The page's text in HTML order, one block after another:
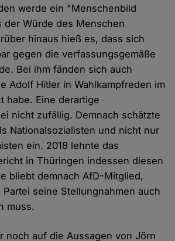
werde ein "Menschenbild
der Würde des Menschen
hinaus hieß es, dass sich
gegen die verfassungsgemäße
Bei ihm fänden sich auch
Adolf Hitler in Wahlkampfreden im
habe. Eine derartige
nicht zufällig. Demnach schätzte
Nationalsozialisten und nicht nur
ein. 2018 lehnte das
in Thüringen indessen diesen
bliebt demnach AfD-Mitglied,
seine Stellungnahmen auch
muss.
noch auf die Aussagen von Jörn